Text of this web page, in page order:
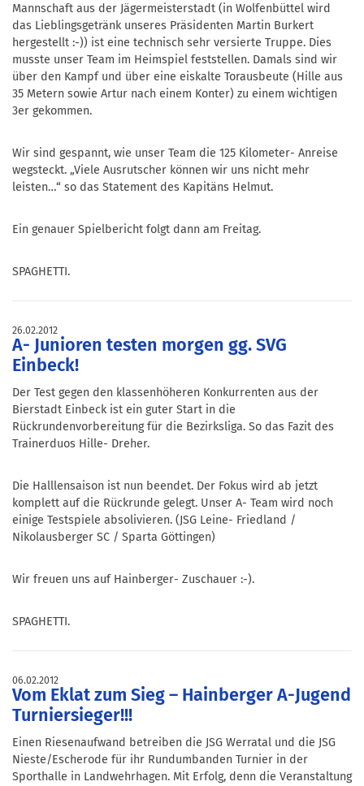
Mannschaft aus der Jägermeisterstadt (in Wolfenbüttel wird
das Lieblingsgetränk unseres Präsidenten Martin Burkert
hergestellt :-)) ist eine technisch sehr versierte Truppe. Dies
musste unser Team im Heimspiel feststellen. Damals sind wir
über den Kampf und über eine eiskalte Torausbeute (Hille aus
35 Metern sowie Artur nach einem Konter) zu einem wichtigen
3er gekommen.
Wir sind gespannt, wie unser Team die 125 Kilometer- Anreise
wegsteckt. „Viele Ausrutscher können wir uns nicht mehr
leisten…“ so das Statement des Kapitäns Helmut.
Ein genauer Spielbericht folgt dann am Freitag.
SPAGHETTI.
26.02.2012
A- Junioren testen morgen gg. SVG
Einbeck!
Der Test gegen den klassenhöheren Konkurrenten aus der
Bierstadt Einbeck ist ein guter Start in die
Rückrundenvorbereitung für die Bezirksliga. So das Fazit des
Trainerduos Hille- Dreher.
Die Halllensaison ist nun beendet. Der Fokus wird ab jetzt
komplett auf die Rückrunde gelegt. Unser A- Team wird noch
einige Testspiele absolivieren. (JSG Leine- Friedland /
Nikolausberger SC / Sparta Göttingen)
Wir freuen uns auf Hainberger- Zuschauer :-).
SPAGHETTI.
06.02.2012
Vom Eklat zum Sieg – Hainberger A-Jugend
Turniersieger!!!
Einen Riesenaufwand betreiben die JSG Werratal und die JSG
Nieste/Escherode für ihr Rundumbanden Turnier in der
Sporthalle in Landwehrhagen. Mit Erfolg, denn die Veranstaltung